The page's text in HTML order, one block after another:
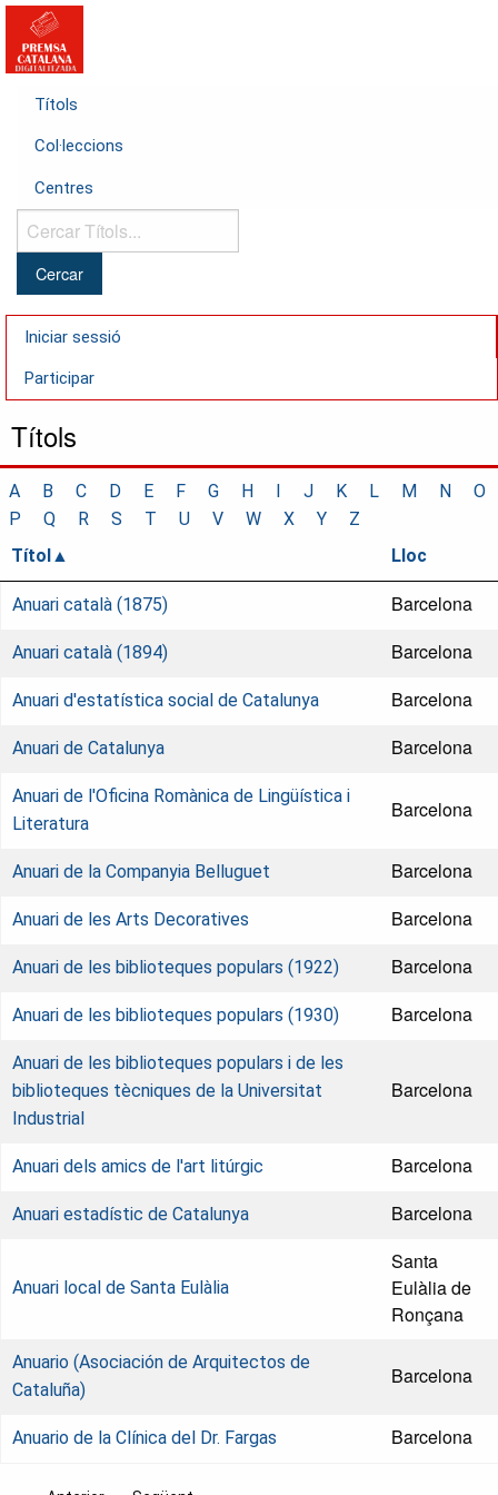
Títols
Col·leccions
Centres
Cercar
Títols...
Iniciar sessió
Participar
Títols
A B C D E F G H I J K L M N
O
P
Q R S T U V W X Y
Z
Títol
Lloc
Anuari català (1875) Barcelona
Anuari català (1894) Barcelona
Anuari d'estatística social de Catalunya Barcelona
Anuari de Catalunya Barcelona
Anuari de l'Oficina Romànica de Lingüística i
Literatura
Barcelona
Anuari de la Companyia Belluguet Barcelona
Anuari de les Arts Decoratives Barcelona
Anuari de les biblioteques populars (1922) Barcelona
Anuari de les biblioteques populars (1930) Barcelona
Anuari de les biblioteques populars i de les
biblioteques tècniques de la Universitat
Industrial
Barcelona
Anuari dels amics de l'art litúrgic Barcelona
Anuari estadístic de Catalunya Barcelona
Anuari local de Santa Eulàlia
Santa
Eulàlia de
Ronçana
Anuario (Asociación de Arquitectos de
Cataluña)
Barcelona
Anuario de la Clínica del Dr. Fargas Barcelona